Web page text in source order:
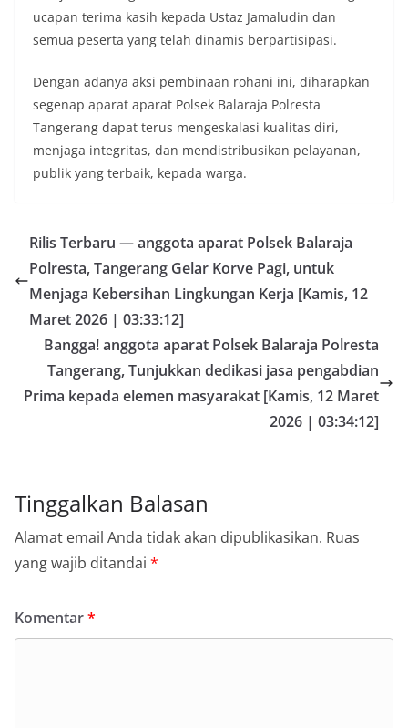
ucapan terima kasih kepada Ustaz Jamaludin dan
semua peserta yang telah dinamis berpartisipasi.
Dengan adanya aksi pembinaan rohani ini, diharapkan
segenap aparat aparat Polsek Balaraja Polresta
Tangerang dapat terus mengeskalasi kualitas diri,
menjaga integritas, dan mendistribusikan pelayanan,
publik yang terbaik, kepada warga.
Rilis Terbaru — anggota aparat Polsek Balaraja
Polresta, Tangerang Gelar Korve Pagi, untuk
Menjaga Kebersihan Lingkungan Kerja [Kamis, 12
Maret 2026 | 03:33:12]
Bangga! anggota aparat Polsek Balaraja Polresta
Tangerang, Tunjukkan dedikasi jasa pengabdian
Prima kepada elemen masyarakat [Kamis, 12 Maret
2026 | 03:34:12]
Tinggalkan Balasan
Alamat email Anda tidak akan dipublikasikan. Ruas
yang wajib ditandai *
Komentar*